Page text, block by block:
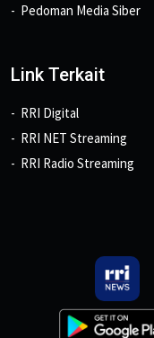
Pedoman Media Siber
Link Terkait
RRI Digital
RRI NET Streaming
RRI Radio Streaming